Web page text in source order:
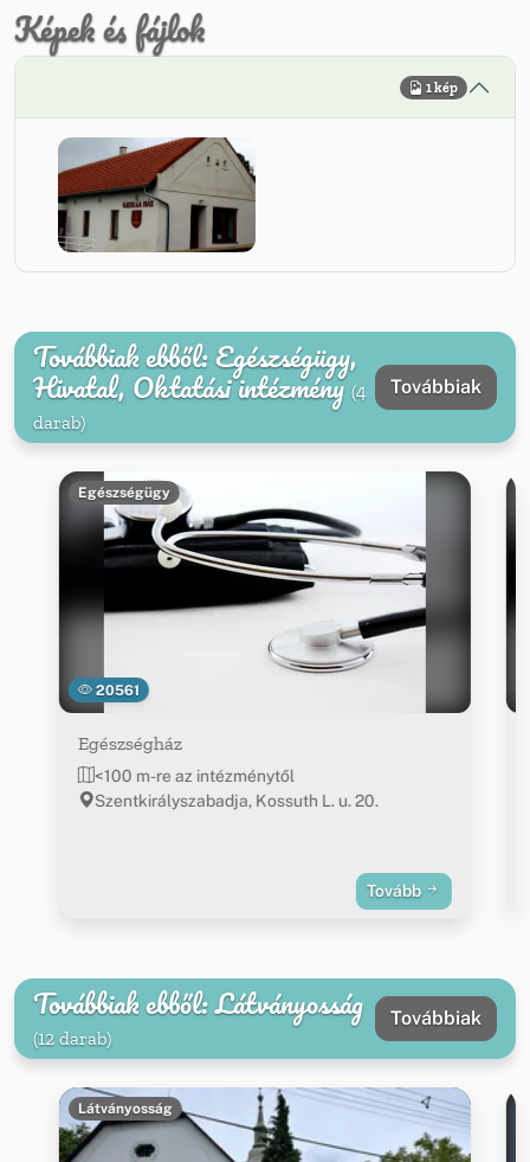
Képek és fájlok
1 kép
Továbbiak ebből: Egészségügy,
Hivatal, Oktatási intézmény(4
darab)
Továbbiak
20561
Egészségügy
Egészségház
<100 m-re az intézménytől
Szentkirályszabadja, Kossuth L. u. 20.
Tovább
Továbbiak ebből: Látványosság
(12 darab)
Továbbiak
Látványosság